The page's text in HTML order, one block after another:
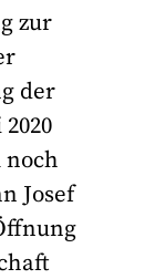
zur
der
noch
Josef